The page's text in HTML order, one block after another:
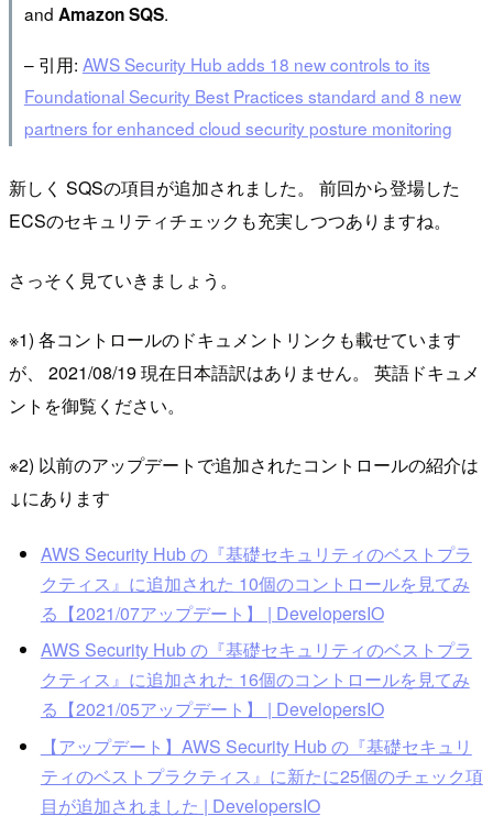
and Amazon SQS.
– 引用: AWS Security Hub adds 18 new controls to its
Foundational Security Best Practices standard and 8 new
partners for enhanced cloud security posture monitoring
新しく SQSの項目が追加されました。 前回から登場した
ECSのセキュリティチェックも充実しつつありますね。
さっそく見ていきましょう。
※1) 各コントロールのドキュメントリンクも載せています
が、 2021/08/19 現在日本語訳はありません。 英語ドキュメ
ントを御覧ください。
※2) 以前のアップデートで追加されたコントロールの紹介は
↓にあります
AWS Security Hub の『基礎セキュリティのベストプラ
クティス』に追加された 10個のコントロールを見てみ
る【2021/07アップデート】 | DevelopersIO
AWS Security Hub の『基礎セキュリティのベストプラ
クティス』に追加された 16個のコントロールを見てみ
る【2021/05アップデート】 | DevelopersIO
【アップデート】AWS Security Hub の『基礎セキュリ
ティのベストプラクティス』に新たに25個のチェック項
目が追加されました | DevelopersIO